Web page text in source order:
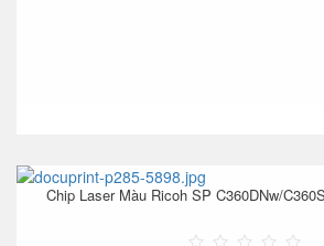
Chip Laser Màu Ricoh SP C360DNw/